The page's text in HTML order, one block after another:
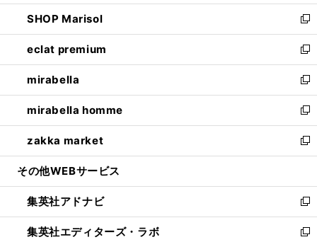
開
く
ウ
で
開
く
ン
ド
ウ
で
開
く
ウ
ィ
ン
ド
ウ
で
開
く
し
い
ウ
ィ
ン
ド
ウ
で
開
く
SHOP Marisol
新
し
い
ウ
ィ
ン
ド
ウ
で
開
eclat premium
新
し
い
ウ
ィ
ン
ド
ウ
開
く
mirabella
新
し
い
ウ
ィ
ン
ウ
で
開
く
mirabella homme
新
し
い
ウ
ン
ド
ウ
で
zakka market
新
し
ウ
ィ
ン
ド
その他WEBサービス
集英社アドナビ
新
し
い
集英社エディターズ・ラボ
新